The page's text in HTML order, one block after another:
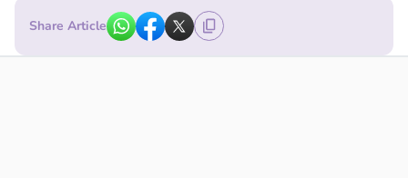
Share Article